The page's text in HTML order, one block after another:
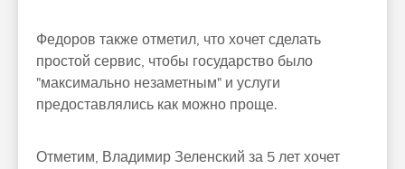
Федоров также отметил, что хочет сделать
простой сервис, чтобы государство было
"максимально незаметным" и услуги
предоставлялись как можно проще.
Отметим, Владимир Зеленский за 5 лет хочет